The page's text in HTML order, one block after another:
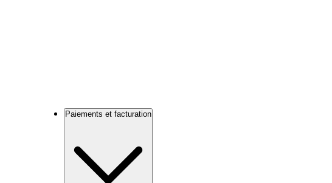
Paiements et facturation